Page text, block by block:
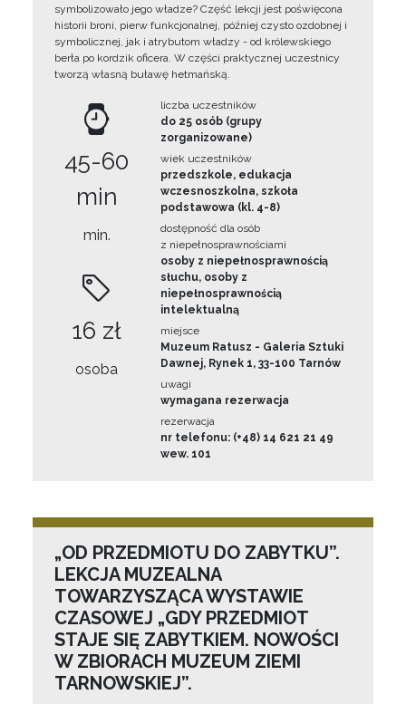
symbolizowało jego władze? Część lekcji jest poświęcona
historii broni, pierw funkcjonalnej, później czysto ozdobnej i
symbolicznej, jak i atrybutom władzy - od królewskiego
berła po kordzik oficera. W części praktycznej uczestnicy
tworzą własną buławę hetmańską.
45-60
min
min.
16 zł
osoba
liczba uczestników
do 25 osób (grupy
zorganizowane)
wiek uczestników
przedszkole, edukacja
wczesnoszkolna, szkoła
podstawowa (kl. 4-8)
dostępność dla osób
z niepełnosprawnościami
osoby z niepełnosprawnością
słuchu, osoby z
niepełnosprawnością
intelektualną
miejsce
Muzeum Ratusz - Galeria Sztuki
Dawnej, Rynek 1, 33-100 Tarnów
uwagi
wymagana rezerwacja
rezerwacja
nr telefonu: (+48) 14 621 21 49
wew. 101
„OD PRZEDMIOTU DO ZABYTKU”.
LEKCJA MUZEALNA
TOWARZYSZĄCA WYSTAWIE
CZASOWEJ „GDY PRZEDMIOT
STAJE SIĘ ZABYTKIEM. NOWOŚCI
W ZBIORACH MUZEUM ZIEMI
TARNOWSKIEJ”.